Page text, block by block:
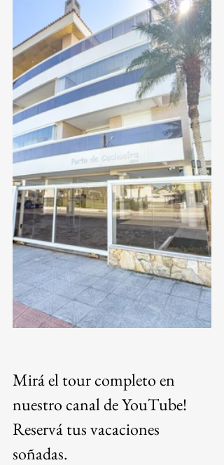
Mirá el tour completo en
nuestro canal de YouTube!
Reservá tus vacaciones
soñadas.